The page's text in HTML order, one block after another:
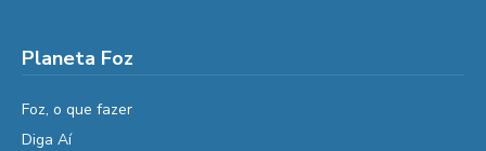
Planeta Foz
Foz, o que fazer
Diga Aí